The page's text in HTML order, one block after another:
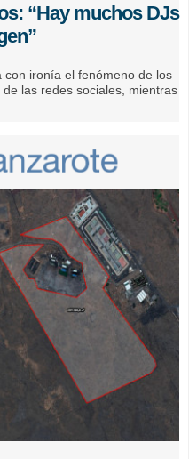
“Hay muchos DJs
con ironía el fenómeno de los
las redes sociales, mientras